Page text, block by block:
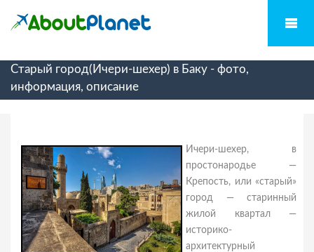
Старый город(Ичери-шехер) в Баку - фото,
информация, описание
Ичери-шехер, в
простонародье —
Крепость, или «старый»
город — старинный
жилой квартал —
историко-
архитектурный